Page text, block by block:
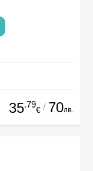
35.79
€ / 70лв.